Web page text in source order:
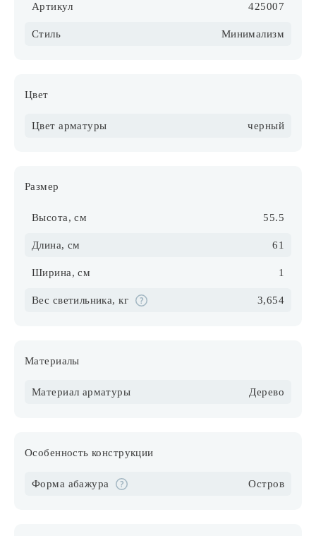
Артикул 425007
Стиль Минимализм
Цвет
Цвет арматуры черный
Размер
Высота, см 55.5
Длина, см 61
Ширина, см 1
Вес светильника, кг 3,654
Материалы
Материал арматуры Дерево
Особенность конструкции
Форма абажура Остров